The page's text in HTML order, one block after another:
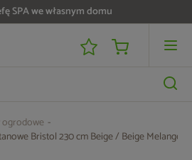
na kartę i raty RRSO 0%
Bristol 230 cm Beige / Beige Melange